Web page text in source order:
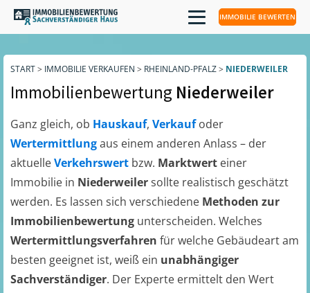
IMMOBILIE BEWERTEN
START> IMMOBILIE VERKAUFEN > RHEINLAND-PFALZ> NIEDERWEILER
Immobilienbewertung Niederweiler
Ganz gleich, ob Hauskauf, Verkaufoder
Wertermittlungaus einem anderen Anlass – der
aktuelleVerkehrswert bzw. Marktwert einer
Immobilie in Niederweilersollte realistisch geschätzt
werden. Es lassen sich verschiedene Methoden zur
Immobilienbewertung unterscheiden. Welches
Wertermittlungsverfahren für welche Gebäudeart am
besten geeignet ist, weiß ein unabhängiger
Sachverständiger. Der Experte ermittelt den Wert